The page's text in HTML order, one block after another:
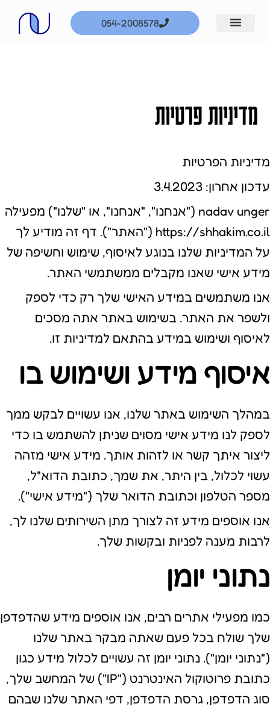
054-2008578
מדיניות פרטיות
מדיניות הפרטיות
עדכון אחרון: 3.4.2023
nadav unger ("אנחנו", "אנחנו", או "שלנו") מפעילה
https://shhakim.co.il ("האתר"). דף זה מודיע לך
על המדיניות שלנו בנוגע לאיסוף, שימוש וחשיפה של
מידע אישי שאנו מקבלים ממשתמשי האתר.
אנו משתמשים במידע האישי שלך רק כדי לספק
ולשפר את האתר. בשימוש באתר אתה מסכים
לאיסוף ושימוש במידע בהתאם למדיניות זו.
איסוף מידע ושימוש בו
במהלך השימוש באתר שלנו, אנו עשויים לבקש ממך
לספק לנו מידע אישי מסוים שניתן להשתמש בו כדי
ליצור איתך קשר או לזהות אותך. מידע אישי מזהה
עשוי לכלול, בין היתר, את שמך, כתובת הדוא"ל,
מספר הטלפון וכתובת הדואר שלך ("מידע אישי").
אנו אוספים מידע זה לצורך מתן השירותים שלנו לך,
לרבות מענה לפניות ובקשות שלך.
נתוני יומן
כמו מפעילי אתרים רבים, אנו אוספים מידע שהדפדפן
שלך שולח בכל פעם שאתה מבקר באתר שלנו
("נתוני יומן"). נתוני יומן זה עשויים לכלול מידע כגון
כתובת פרוטוקול האינטרנט ("IP") של המחשב שלך,
סוג הדפדפן, גרסת הדפדפן, דפי האתר שלנו שבהם